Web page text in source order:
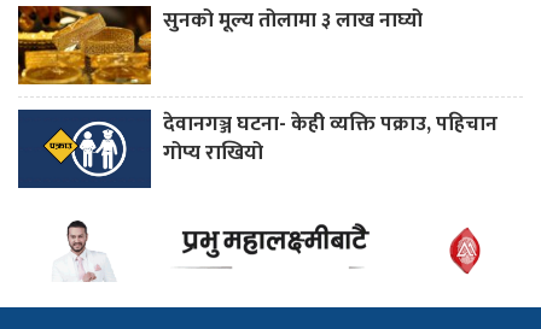
सुनको मूल्य तोलामा ३ लाख नाघ्यो
देवानगञ्ज घटना- केही व्यक्ति पक्राउ, पहिचान
गोप्य राखियो